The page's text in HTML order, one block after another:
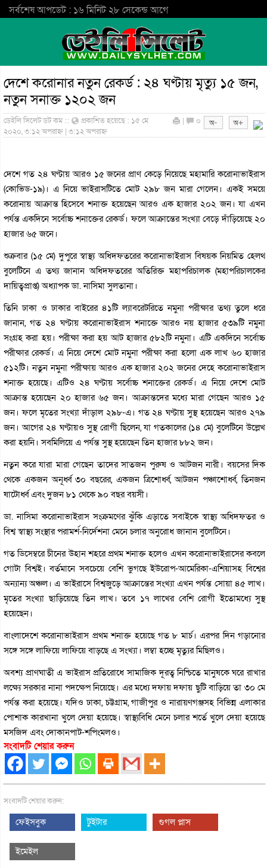
সর্বশেষ আপডেট : ১৬ মিনিট ২৮ সেকেন্ড আগে
দেশে করোনার নতুন রেকর্ড : ২৪ ঘণ্টায় মৃত্যু ১৫ জন,
নতুন সনাক্ত ১২০২ জন
ডেইলি সিলেট ডট কম ::
প্রকাশিত হয়েছে : ১৫ মে
২০২০, ৩:১২ অপরাহ্ন | ৩:১২ অপরাহ্ন
| ০
দেশে গত ২৪ ঘণ্টায় আরও ১৫ জনের প্রাণ কেড়ে নিয়েছে মহামারি করোনাভাইরাস
(কোভিড-১৯)। এ নিয়ে ভাইরাসটিতে মোট ২৯৮ জন মারা গেলেন। একই সময়ে
করোনায় আক্রান্ত হিসেবে শনাক্ত হয়েছেন আরও এক হাজার ২০২ জন। যা এখন
পর্যন্ত একদিনে সর্বোচ্চ শনাক্তের রেকর্ড। ফলে আক্রান্তের সংখ্যা বেড়ে দাঁড়িয়েছে ২০
হাজার ৬৫ জনে।
শুক্রবার (১৫ মে) দুপুরে স্বাস্থ্য অধিদফতরের করোনাভাইরাস বিষয়ক নিয়মিত হেলথ
বুলেটিনে এ তথ্য জানান অধিদফতরের অতিরিক্ত মহাপরিচালক (মহাপরিচালকের
দায়িত্বপ্রাপ্ত) অধ্যাপক ডা. নাসিমা সুলতানা।
তিনি ঢাকা ও ঢাকার বাইরের ৪১টি ল্যাবরেটরিতে নমুনা পরীক্ষার তথ্য তুলে ধরে
জানান, গত ২৪ ঘণ্টায় করোনাভাইরাস শনাক্তে আরও নয় হাজার ৫৩৯টি নমুনা
সংগ্রহ করা হয়। পরীক্ষা করা হয় আট হাজার ৫৮২টি নমুনা। এটি একদিনে সর্বোচ্চ
পরীক্ষার রেকর্ড। এ নিয়ে দেশে মোট নমুনা পরীক্ষা করা হলো এক লাখ ৬০ হাজার
৫১২টি। নতুন নমুনা পরীক্ষায় আরও এক হাজার ২০২ জনের দেহে করোনাভাইরাস
শনাক্ত হয়েছে। এটিও ২৪ ঘণ্টায় সর্বোচ্চ শনাক্তের রেকর্ড। এ নিয়ে দেশে মোট
আক্রান্ত হয়েছেন ২০ হাজার ৬৫ জন। আক্রান্তদের মধ্যে মারা গেছেন আরও ১৫
জন। ফলে মৃতের সংখ্যা দাঁড়াল ২৯৮-এ। গত ২৪ ঘণ্টায় সুস্থ হয়েছেন আরও ২৭৯
জন। আগের ২৪ ঘণ্টায়ও সুস্থ রোগী ছিলেন, যা গতকালের (১৪ মে) বুলেটিনে উল্লেখ
করা হয়নি। সবমিলিয়ে এ পর্যন্ত সুস্থ হয়েছেন তিন হাজার ৮৮২ জন।
নতুন করে যারা মারা গেছেন তাদের সাতজন পুরুষ ও আটজন নারী। বয়সের দিক
থেকে একজন অনূর্ধ্ব ৩০ বছরের, একজন ত্রিশোর্ধ্ব, আটজন পঞ্চাশোর্ধ্ব, তিনজন
ষাটোর্ধ্ব এবং দুজন ৮১ থেকে ৯০ বছর বয়সী।
ডা. নাসিমা করোনাভাইরাস সংক্রমণের ঝুঁকি এড়াতে সবাইকে স্বাস্থ্য অধিদফতর ও
বিশ্ব স্বাস্থ্য সংস্থার পরামর্শ-নির্দেশনা মেনে চলার অনুরোধ জানান বুলেটিনে।
গত ডিসেম্বরে চীনের উহান শহরে প্রথম শনাক্ত হলেও এখন করোনাভাইরাসের কবলে
গোটা বিশ্বই। বর্তমানে সবচেয়ে বেশি ভুগছে ইউরোপ-আমেরিকা-এশিয়াসহ বিশ্বের
অন্যান্য অঞ্চল। এ ভাইরাসে বিশ্বজুড়ে আক্রান্তের সংখ্যা এখন পর্যন্ত সোয়া ৪৫ লাখ।
মৃতের সংখ্যা ছাড়িয়েছে তিন লাখ। তবে ১৭ লাখের বেশি রোগী ইতোমধ্যে সুস্থ
হয়েছেন।
বাংলাদেশে করোনাভাইরাস প্রথম শনাক্ত হয়েছে গত ৮ মার্চ। এরপর দিন গড়ানোর
সঙ্গে সঙ্গে লাফিয়ে লাফিয়ে বাড়ছে এ সংখ্যা। লম্বা হচ্ছে মৃত্যুর মিছিলও।
অবশ্য প্রাণঘাতী এ ভাইরাস প্রতিরোধে সামাজিক দূরত্ব নিশ্চিতে মানুষকে ঘরে রাখার
লক্ষ্যে সরকার নানা পদক্ষেপ নিয়েছে। এর মধ্যে দফায় দফায় ছুটি বাড়িয়ে তা ৩০ মে
পর্যন্ত করা হয়েছে। যদিও ঢাকা, চট্টগ্রাম, গাজীপুর ও নারায়ণগঞ্জসহ বিভিন্ন এলাকার
পোশাক কারখানা খুলে দেয়া হয়েছে। স্বাস্থ্যবিধি মেনে চলার শর্তে খুলে দেয়া হয়েছে
মসজিদ এবং দোকানপাট-শপিংমলও।
সংবাদটি শেয়ার করুন
সংবাদটি শেয়ার করুন:
ফেইসবুক টুইটার গুগল প্লাস
ইমেইল